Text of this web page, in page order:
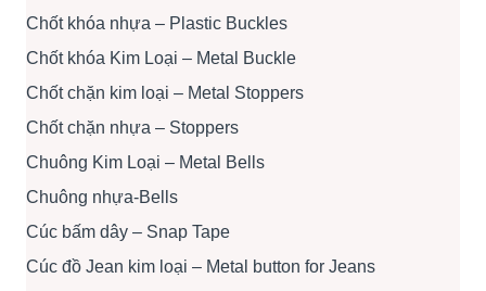
Chốt khóa nhựa – Plastic Buckles
Chốt khóa Kim Loại – Metal Buckle
Chốt chặn kim loại – Metal Stoppers
Chốt chặn nhựa – Stoppers
Chuông Kim Loại – Metal Bells
Chuông nhựa-Bells
Cúc bấm dây – Snap Tape
Cúc đồ Jean kim loại – Metal button for Jeans